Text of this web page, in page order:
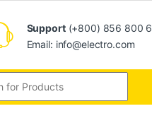
Support(+800) 856 800
Email: info@electro.com